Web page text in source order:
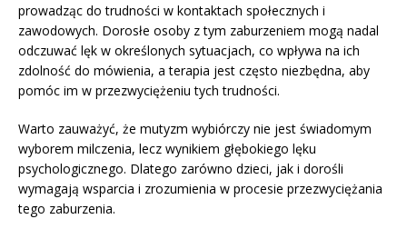
prowadząc do trudności w kontaktach społecznych i
zawodowych. Dorosłe osoby z tym zaburzeniem mogą nadal
odczuwać lęk w określonych sytuacjach, co wpływa na ich
zdolność do mówienia, a terapia jest często niezbędna, aby
pomóc im w przezwyciężeniu tych trudności.
Warto zauważyć, że mutyzm wybiórczy nie jest świadomym
wyborem milczenia, lecz wynikiem głębokiego lęku
psychologicznego. Dlatego zarówno dzieci, jak i dorośli
wymagają wsparcia i zrozumienia w procesie przezwyciężania
tego zaburzenia.